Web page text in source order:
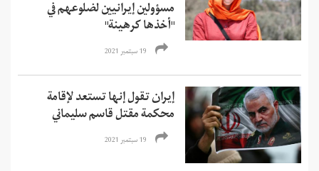
مسؤولين إيرانيين لضلوعهم في
"أخذها كرهينة"
19 سبتمبر 2021
إيران تقول إنها تستعد لإقامة
محكمة مقتل قاسم سليماني
19 سبتمبر 2021